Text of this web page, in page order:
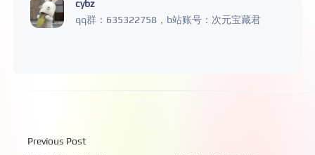
cybz
qq群：635322758，b站账号：次元宝藏君
Previous Post